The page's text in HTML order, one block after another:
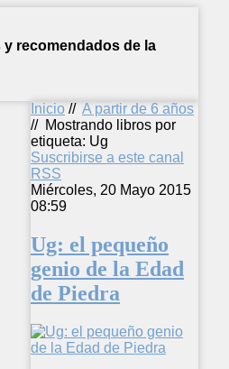
recomendados de la
Inicio // A partir de 6 años
// Mostrando libros por
etiqueta: Ug
Suscribirse a este canal
RSS
Miércoles, 20 Mayo 2015
08:59
Ug: el pequeño
genio de la Edad
de Piedra